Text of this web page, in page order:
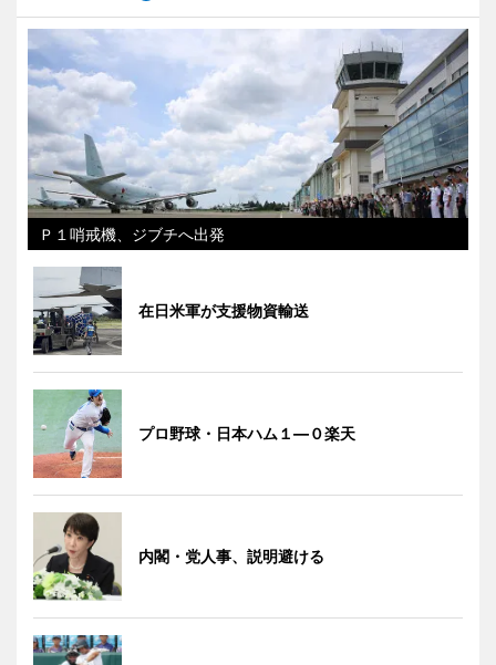
Ｐ１哨戒機、ジブチへ出発
在日米軍が支援物資輸送
プロ野球・日本ハム１―０楽天
内閣・党人事、説明避ける